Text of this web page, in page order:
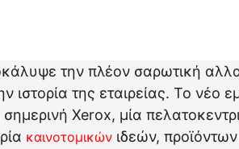
την πλέον σαρωτική
ιστορία της εταιρείας. Το νέο
Xerox, μία
καινοτομικών ιδεών,